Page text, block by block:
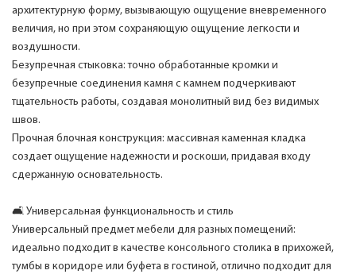
архитектурную форму, вызывающую ощущение вневременного
величия, но при этом сохраняющую ощущение легкости и
воздушности.
Безупречная стыковка: точно обработанные кромки и
безупречные соединения камня с камнем подчеркивают
тщательность работы, создавая монолитный вид без видимых
швов.
Прочная блочная конструкция: массивная каменная кладка
создает ощущение надежности и роскоши, придавая входу
сдержанную основательность.
🛋️ Универсальная функциональность и стиль
Универсальный предмет мебели для разных помещений:
идеально подходит в качестве консольного столика в прихожей,
тумбы в коридоре или буфета в гостиной, отлично подходит для